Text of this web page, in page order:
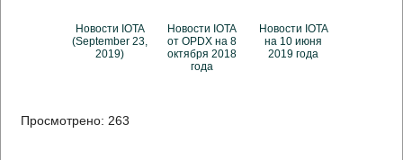
Новости IOTA
(September 23,
2019)
Новости IOTA
от OPDX на 8
октября 2018
года
Новости IOTA
на 10 июня
2019 года
Просмотрено:263